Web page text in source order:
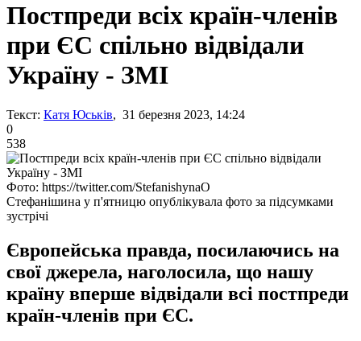
Постпреди всіх країн-членів
при ЄС спільно відвідали
Україну - ЗМІ
Текст: Катя Юськів, 31 березня 2023, 14:24
0
538
Фото: https://twitter.com/StefanishynaO
Стефанішина у п'ятницю опублікувала фото за підсумками
зустрічі
Європейська правда, посилаючись на
свої джерела, наголосила, що нашу
країну вперше відвідали всі постпреди
країн-членів при ЄС.